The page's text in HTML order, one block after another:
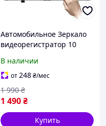
Автомобильное Зеркало
видеорегистратор 10
сенсорным экраном и
камерой заднего вида
В наличии
от248₴/мес
1 490₴
1 990 ₴
Купить